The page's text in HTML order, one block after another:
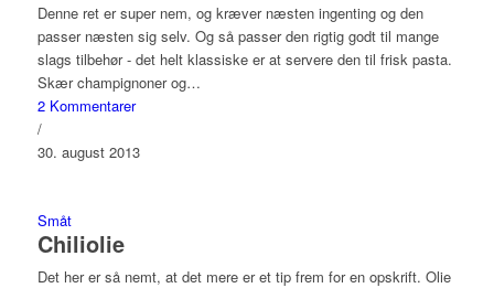
Denne ret er super nem, og kræver næsten ingenting og den
passer næsten sig selv. Og så passer den rigtig godt til mange
slags tilbehør - det helt klassiske er at servere den til frisk pasta.
Skær champignoner og…
2 Kommentarer
/
30. august 2013
Småt
Chiliolie
Det her er så nemt, at det mere er et tip frem for en opskrift. Olie